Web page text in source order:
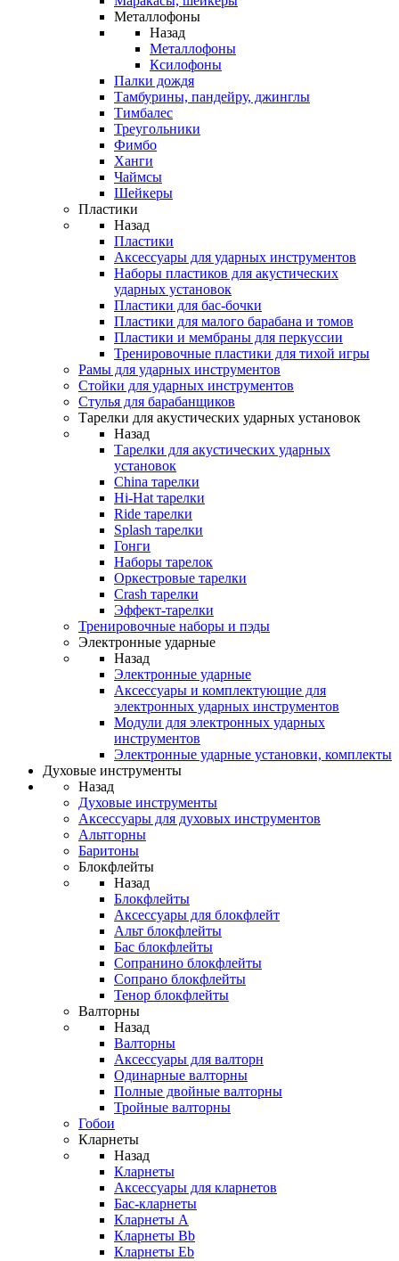
Металлофоны
Назад
Металлофоны
Ксилофоны
Палки дождя
Тамбурины, пандейру, джинглы
Тимбалес
Треугольники
Фимбо
Ханги
Чаймсы
Шейкеры
Пластики
Назад
Пластики
Аксессуары для ударных инструментов
Наборы пластиков для акустических
ударных установок
Пластики для бас-бочки
Пластики для малого барабана и томов
Пластики и мембраны для перкуссии
Тренировочные пластики для тихой игры
Рамы для ударных инструментов
Стойки для ударных инструментов
Стулья для барабанщиков
Тарелки для акустических ударных установок
Назад
Тарелки для акустических ударных
установок
China тарелки
Hi-Hat тарелки
Ride тарелки
Splash тарелки
Гонги
Наборы тарелок
Оркестровые тарелки
Сrash тарелки
Эффект-тарелки
Тренировочные наборы и пэды
Электронные ударные
Назад
Электронные ударные
Аксессуары и комплектующие для
электронных ударных инструментов
Модули для электронных ударных
инструментов
Электронные ударные установки, комплекты
Духовые инструменты
Назад
Духовые инструменты
Аксессуары для духовых инструментов
Альтгорны
Баритоны
Блокфлейты
Назад
Блокфлейты
Аксессуары для блокфлейт
Альт блокфлейты
Бас блокфлейты
Сопранино блокфлейты
Сопрано блокфлейты
Тенор блокфлейты
Валторны
Назад
Валторны
Аксессуары для валторн
Одинарные валторны
Полные двойные валторны
Тройные валторны
Гобои
Кларнеты
Назад
Кларнеты
Аксессуары для кларнетов
Бас-кларнеты
Кларнеты A
Кларнеты Bb
Кларнеты Eb